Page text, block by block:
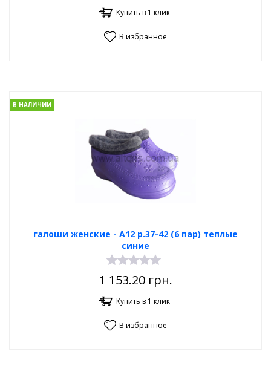
Купить в 1 клик
В избранное
галоши женские - А12 р.37-42 (6 пар) теплые
синие
В НАЛИЧИИ
1 153.20грн.
Купить в 1 клик
В избранное